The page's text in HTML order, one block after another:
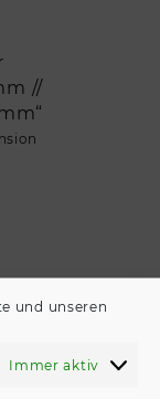
und unseren
Immer aktiv
//